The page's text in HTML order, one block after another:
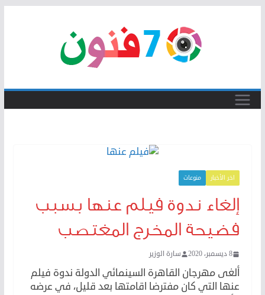
اخر الأخبار منوعات
إلغاء ندوة فيلم عنها بسبب
فضيحة المخرج المغتصب
8 ديسمبر، 2020 سارة الوزير
ألغى مهرجان القاهرة السينمائي الدولة ندوة فيلم
عنها التي كان مفترضا اقامتها بعد قليل، في عرضه